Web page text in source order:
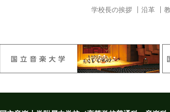
学校長の挨拶 沿革